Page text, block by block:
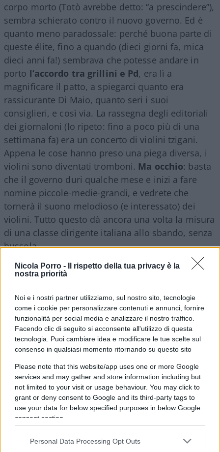
Nicola Porro -
Il rispetto della tua privacy è la
nostra priorità
Noi e i nostri partner utilizziamo, sul nostro sito, tecnologie
come i cookie per personalizzare contenuti e annunci, fornire
funzionalità per social media e analizzare il nostro traffico.
Facendo clic di seguito si acconsente all'utilizzo di questa
tecnologia. Puoi cambiare idea e modificare le tue scelte sul
consenso in qualsiasi momento ritornando su questo sito
Please note that this website/app uses one or more Google
services and may gather and store information including but
not limited to your visit or usage behaviour. You may click to
grant or deny consent to Google and its third-party tags to
use your data for below specified purposes in below Google
consent section.
Personal Data Processing Opt Outs
corpo morto (Totò avrebbe detto: “a prescindere”),
sembra schierato contro il nuovo governo. Ed è
quanto meno paradossale: perché buona parte di
queste élite, fino a quando (dieci giorni fa, mica
dieci anni fa!) sembrava che potesse andare in
porto l’accordo tra grillini e Pd, era lì a
magnificare il patto, a spiegarci quanto era
rassicurante Di Maio, quanto seri i suoi
consiglieri, e così via. La rassegna degli editoriali
dei giornaloni (lo ripeto: fino a poco più di una
settimana fa) era un concerto di violini tzigani.
Appena le cose hanno preso una piega diversa, i
violini sono diventati tromboni. Ma occhio: basta
che il governo duri qualche mese e inizi a fare
nomine piccole-medie-grandi, e vedrete che
tornerà il suono melodioso (e interessato) dei
violini. Tutto questo dà ancora una volta la misura
di una classe dirigente italiana allo sbando, senza
bussola.
di grillini e leghisti, una parte dei quali sembra
eccitata da questa contrapposizione con il resto
del mondo, compiaciuta dell’isolamento
(nazionale internazionale) che accompagna la
partenza della loro avventura. Ma questo è
approccio settarioche una nuova maggioranza
non dovrebbe mai avere: dovrebbe cercare –
semmai – di aprire contraddizioni e scompaginare
il vecchio establishment, non di “godere” nel